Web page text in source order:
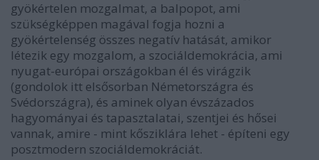
gyökértelen mozgalmat, a balpopot, ami
szükségképpen magával fogja hozni a
gyökértelenség összes negatív hatását, amikor
létezik egy mozgalom, a szociáldemokrácia, ami
nyugat-európai országokban él és virágzik
(gondolok itt elsősorban Németországra és
Svédországra), és aminek olyan évszázados
hagyományai és tapasztalatai, szentjei és hősei
vannak, amire - mint kősziklára lehet - építeni egy
posztmodern szociáldemokráciát.